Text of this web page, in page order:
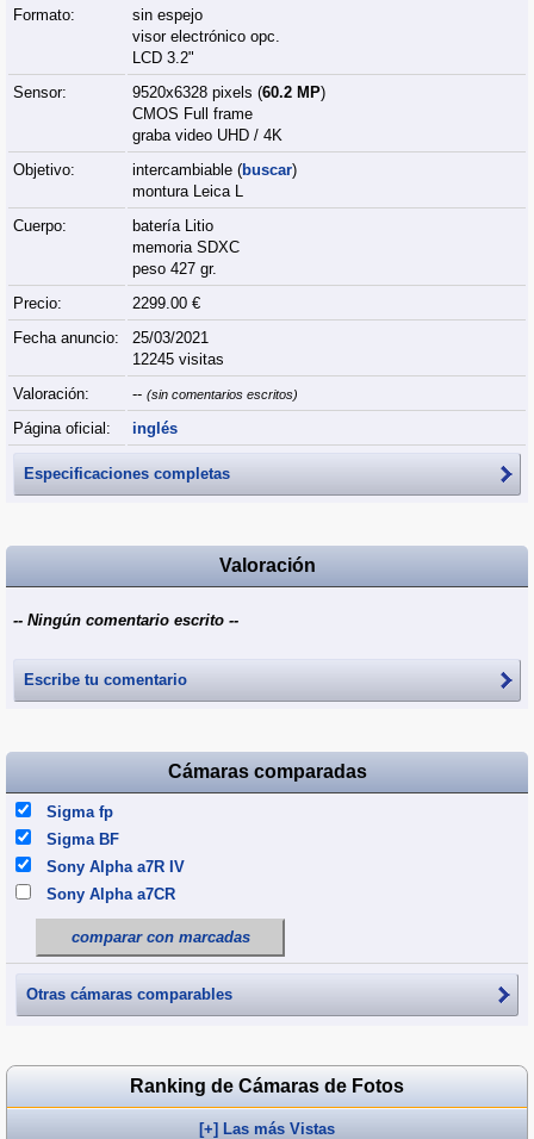
Formato:
sin espejo
visor electrónico opc.
LCD 3.2"
Sensor:
9520x6328 pixels (60.2 MP)
CMOS Full frame
graba video UHD / 4K
Objetivo:
intercambiable (buscar)
montura Leica L
Cuerpo:
batería Litio
memoria SDXC
peso 427 gr.
Precio:
2299.00 €
Fecha anuncio:
25/03/2021
12245 visitas
Valoración:
-- (sin comentarios escritos)
Página oficial: inglés
Especificaciones completas
Valoración
-- Ningún comentario escrito --
Escribe tu comentario
Cámaras comparadas
Sigma fp
Sigma BF
Sony Alpha a7R IV
Sony Alpha a7CR
comparar con marcadas
Otras cámaras comparables
Ranking de Cámaras de Fotos
[+] Las más Vistas